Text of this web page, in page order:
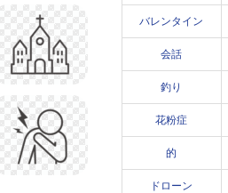
バレンタイン
会話
釣り
花粉症
的
ドローン